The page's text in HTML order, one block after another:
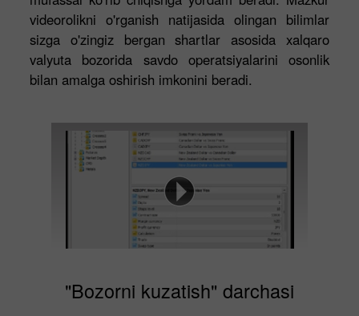
videorolikni o'rganish natijasida olingan bilimlar
sizga o'zingiz bergan shartlar asosida xalqaro
valyuta bozorida savdo operatsiyalarini osonlik
bilan amalga oshirish imkonini beradi.
"Bozorni kuzatish" darchasi